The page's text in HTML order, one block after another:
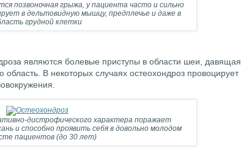
позвоночная грыжа, у пациента часто и сильно
в дельтовидную мышцу, предплечье и даже в
грудной клетки
являются болевые приступы в области шеи, давящая
область. В некоторых случаях остеохондроз провоцирует
дистрофического характера поражает
и способно проявить себя в довольно молодом
пациентов (до 30 лет)